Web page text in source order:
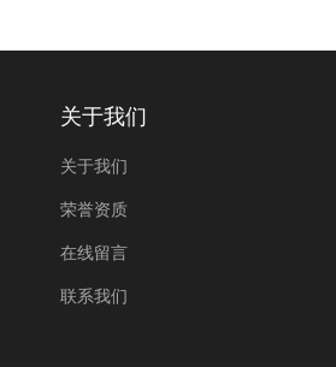
关于我们
关于我们
荣誉资质
在线留言
联系我们